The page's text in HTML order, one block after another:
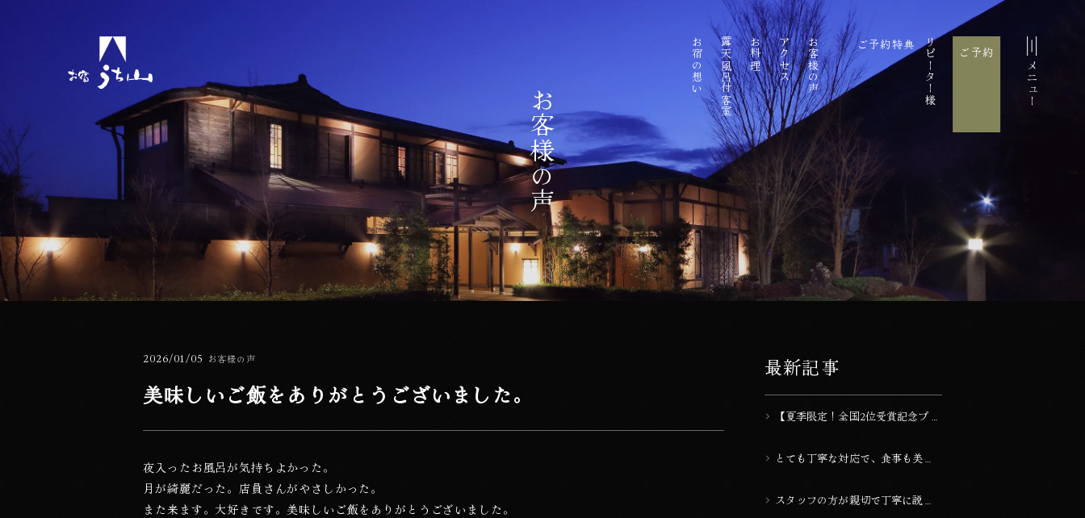
ンをスキップしてコンテンツに移動する お宿の想い 露天風呂付客室 お料理 アクセス お客様の声 ご予約特典 リピーター様 ご予約
メニュー
お客様の声
美味しいご飯をありがとうございました。
公開日
2026/01/05
カテゴリー お客様の声
夜入ったお風呂が気持ちよかった。
月が綺麗だった。店員さんがやさしかった。
また来ます。大好きです。美味しいご飯をありがとうございました。
最新記事
【夏季限定！全国2位受賞記念プラ
上半期ランキング受賞『20室以下
とても丁寧な対応で、食事も美味
スタッフの方が親切で丁寧に説明